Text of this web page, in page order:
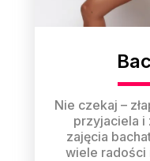
Nie czekaj –
przyjaciela i
zajęcia
wiele radości